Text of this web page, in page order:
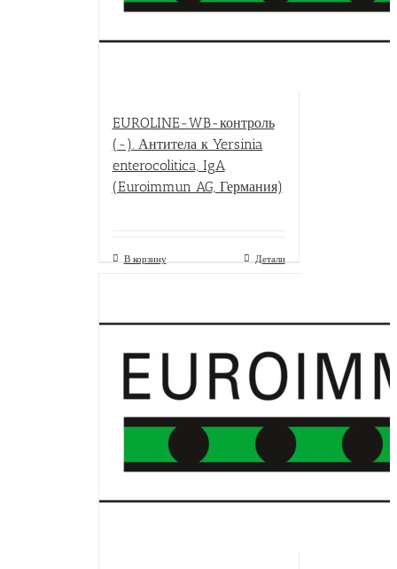
EUROLINE-WB-контроль
(-). Антитела к Yersinia
enterocolitica, IgA
(Euroimmun AG, Германия)
В корзину Детали